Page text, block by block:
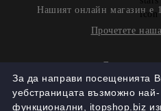
Нашият онлайн магазин е
Прочетете
За да направи посещенията
уебстраницата възможно най-
функционални, itopshop.biz